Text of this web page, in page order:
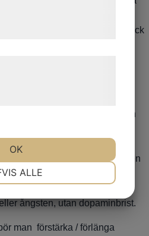
min efter tablett intaget för
efter en Madopark Quick
är ett utryck för dosglapp.
efter ytterligare doser under
med Sertralin som öka
med Parkinsons sjukdom kan
dopamin kompensera
från L-dopa. De
kompensera för dopaminbristen
kan ändras tillfälligt efter
inte Sertralin i sig som
ångsten, utan dopaminbrist.
man förstärka / förlänga
STATISTIK
ALLE
OK